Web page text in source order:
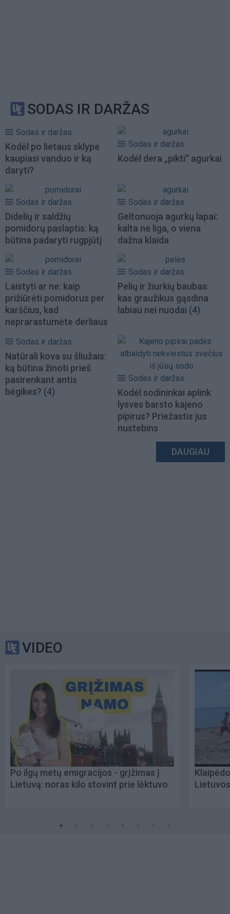
SODAS IR DARŽAS
Sodas ir daržas
Kodėl po lietaus sklype
kaupiasi vanduo ir ką
daryti?
Sodas ir daržas
Kodėl dera „pikti“ agurkai
Sodas ir daržas
Didelių ir saldžių
pomidorų paslaptis: ką
būtina padaryti rugpjūtį
Sodas ir daržas
Geltonuoja agurkų lapai:
kalta ne liga, o viena
dažna klaida
Sodas ir daržas
Laistyti ar ne: kaip
prižiūrėti pomidorus per
karščius, kad
neprarastumėte derliaus
Sodas ir daržas
Pelių ir žiurkių baubas:
kas graužikus gąsdina
labiau nei nuodai (4)
Sodas ir daržas
Natūrali kova su šliužais:
ką būtina žinoti prieš
pasirenkant antis
bėgikes? (4)
Sodas ir daržas
Kodėl sodininkai aplink
lysves barsto kajeno
pipirus? Priežastis jus
nustebins
DAUGIAU
VIDEO
Po ilgų metų emigracijos - grįžimas į
Lietuvą: noras kilo stovint prie lėktuvo